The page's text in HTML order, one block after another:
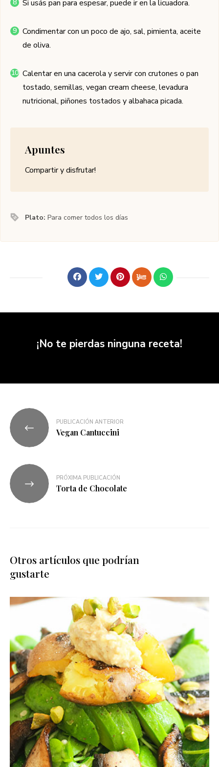
Si usás pan para espesar, puede ir en la licuadora.
Condimentar con un poco de ajo, sal, pimienta, aceite
de oliva.
Calentar en una cacerola y servir con crutones o pan
tostado, semillas, vegan cream cheese, levadura
nutricional, piñones tostados y albahaca picada.
Apuntes
Compartir y disfrutar!
Plato:Para comer todos los días
¡No te pierdas ninguna receta!
PUBLICACIÓN ANTERIOR
Vegan Cantuccini
PRÓXIMA PUBLICACIÓN
Torta de Chocolate
Otros artículos que podrían
gustarte